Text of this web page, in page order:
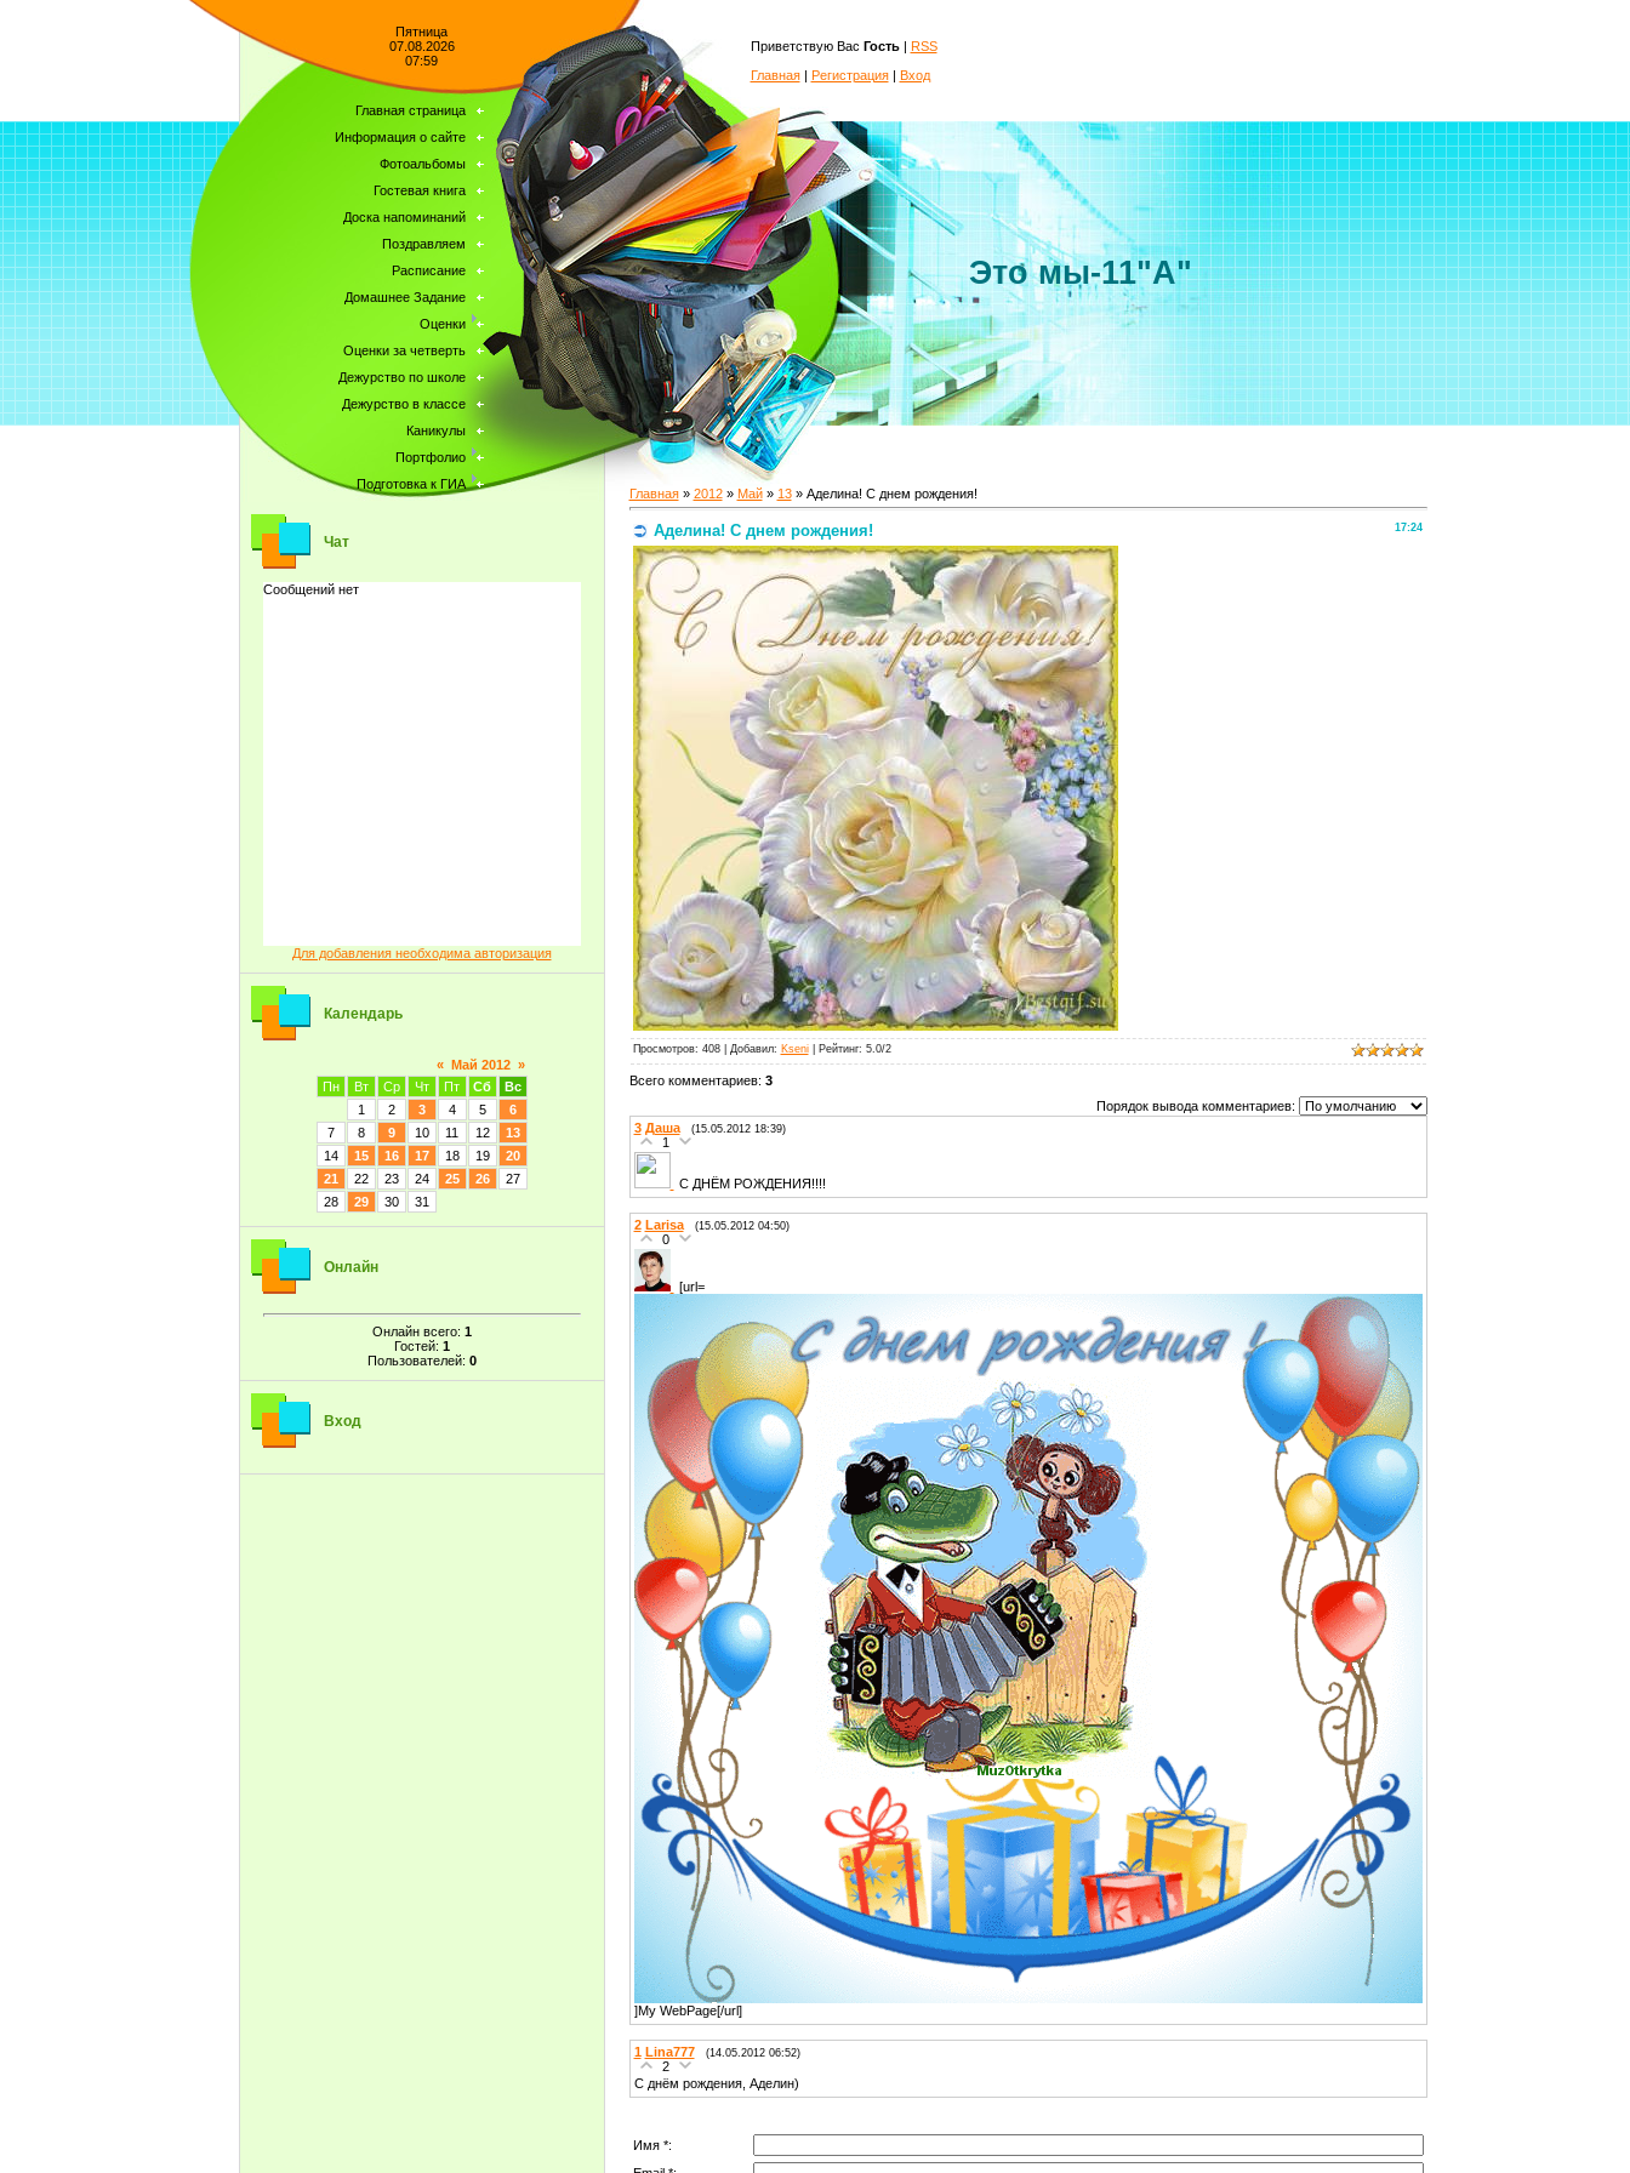
Пятница
07.08.2026
07:59
Главная страница
Информация о сайте
Фотоальбомы
Гостевая книга
Доска напоминаний
Поздравляем
Расписание
Домашнее Задание
Оценки
Оценки за четверть
Дежурство по школе
Дежурство в классе
Каникулы
Портфолио
Подготовка к ГИА
Чат
Для добавления необходима авторизация
Календарь
« Май 2012 »
Пн
Вт Ср Чт Пт Сб
Вс
1
2 3 4 5
6
7
8 9 10 11 12
13
14
15 16 17 18 19
20
21
22 23 24 25 26
27
28
29 30 31
Онлайн
Онлайн всего: 1
Гостей: 1
Пользователей: 0
Вход
Приветствую Вас Гость| RSS
Главная| Регистрация| Вход
Это мы-11"А"
Главная» 2012 » Май » 13» Аделина! С днем рождения!
17:24
Аделина! С днем рождения!
Просмотров: 408 | Добавил: Kseni| Рейтинг: 5.0/2
Всего комментариев: 3
Порядок вывода комментариев:
3 Даша (15.05.2012 18:39)
1
С ДНЁМ РОЖДЕНИЯ!!!!
2 Larisa (15.05.2012 04:50)
0
[url=
]My WebPage[/url]
1 Lina777 (14.05.2012 06:52)
2
С днём рождения, Аделин)
Имя *: